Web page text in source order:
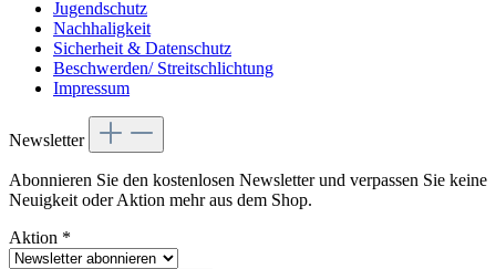
Jugendschutz
Nachhaligkeit
Sicherheit & Datenschutz
Beschwerden/ Streitschlichtung
Impressum
Newsletter
Abonnieren Sie den kostenlosen Newsletter und verpassen Sie keine
Neuigkeit oder Aktion mehr aus dem Shop.
Aktion *